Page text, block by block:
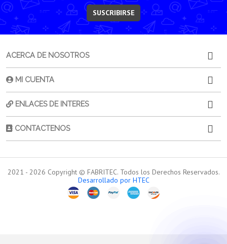
SUSCRIBIRSE
ACERCA DE NOSOTROS
MI CUENTA
ENLACES DE INTERES
CONTACTENOS
2021 - 2026 Copyright © FABRITEC. Todos los Derechos Reservados.
Desarrollado por HTEC